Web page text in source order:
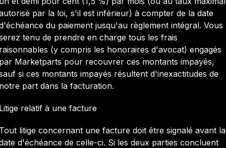
par la loi, s'il est inférieur) à compter de la date
du paiement jusqu'au règlement intégral. Vous
tenu de prendre en charge tous les frais
(y compris les honoraires d'avocat) engagés
Marketparts pour recouvrer ces montants impayés,
si ces montants impayés résultent d'inexactitudes de
part dans la facturation.
relatif à une facture
litige concernant une facture doit être signalé avant la
d'échéance de celle-ci. Si les deux parties concluent